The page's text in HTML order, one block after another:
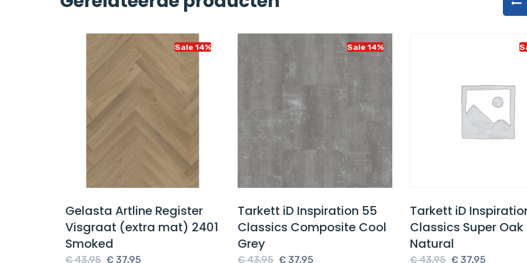
Sale 14%
Gelasta Artline Register
Visgraat (extra mat) 2401
Smoked
€43,95 Oorspronkelijke
€37,95Huidige
Sale 14%
Tarkett iD Inspiration 55
Classics Composite Cool
Grey
€43,95 Oorspronkelijke
€37,95Huidige
Tarkett iD
Classics Super Oak
Natural
€43,95 Oorspronkelijke
€37,95Huidige